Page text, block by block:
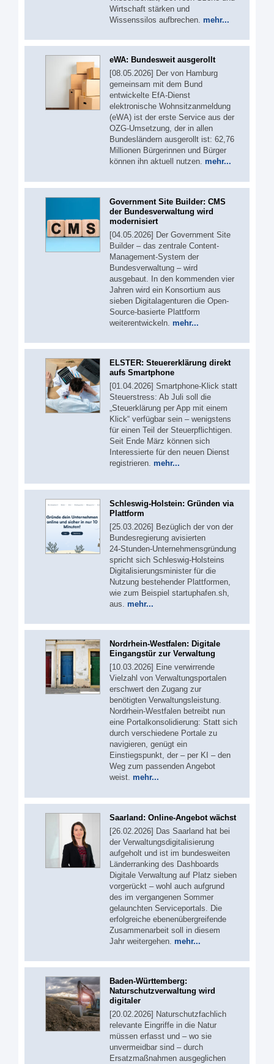
Wirtschaft stärken und
Wissenssilos aufbrechen. mehr...
eWA: Bundesweit ausgerollt
[08.05.2026] Der von Hamburg
gemeinsam mit dem Bund
entwickelte EfA-Dienst
elektronische Wohnsitzanmeldung
(eWA) ist der erste Service aus der
OZG-Umsetzung, der in allen
Bundesländern ausgerollt ist: 62,76
Millionen Bürgerinnen und Bürger
können ihn aktuell nutzen. mehr...
Government Site Builder: CMS
der Bundesverwaltung wird
modernisiert
[04.05.2026] Der Government Site
Builder – das zentrale Content-
Management-System der
Bundesverwaltung – wird
ausgebaut. In den kommenden vier
Jahren wird ein Konsortium aus
sieben Digitalagenturen die Open-
Source-basierte Plattform
weiterentwickeln. mehr...
ELSTER: Steuererklärung direkt
aufs Smartphone
[01.04.2026] Smartphone-Klick statt
Steuerstress: Ab Juli soll die
„Steuerklärung per App mit einem
Klick“ verfügbar sein – wenigstens
für einen Teil der Steuerpflichtigen.
Seit Ende März können sich
Interessierte für den neuen Dienst
registrieren. mehr...
Schleswig-Holstein: Gründen via
Plattform
[25.03.2026] Bezüglich der von der
Bundesregierung avisierten
24‑Stunden‑Unternehmensgründung
spricht sich Schleswig-Holsteins
Digitalisierungsminister für die
Nutzung bestehender Plattformen,
wie zum Beispiel startuphafen.sh,
aus. mehr...
Nordrhein-Westfalen: Digitale
Eingangstür zur Verwaltung
[10.03.2026] Eine verwirrende
Vielzahl von Verwaltungsportalen
erschwert den Zugang zur
benötigten Verwaltungsleistung.
Nordrhein-Westfalen betreibt nun
eine Portalkonsolidierung: Statt sich
durch verschiedene Portale zu
navigieren, genügt ein
Einstiegspunkt, der – per KI – den
Weg zum passenden Angebot
weist. mehr...
Saarland: Online-Angebot wächst
[26.02.2026] Das Saarland hat bei
der Verwaltungsdigitalisierung
aufgeholt und ist im bundesweiten
Länderranking des Dashboards
Digitale Verwaltung auf Platz sieben
vorgerückt – wohl auch aufgrund
des im vergangenen Sommer
gelaunchten Serviceportals. Die
erfolgreiche ebenenübergreifende
Zusammenarbeit soll in diesem
Jahr weitergehen. mehr...
Baden-Württemberg:
Naturschutzverwaltung wird
digitaler
[20.02.2026] Naturschutzfachlich
relevante Eingriffe in die Natur
müssen erfasst und – wo sie
unvermeidbar sind – durch
Ersatzmaßnahmen ausgeglichen